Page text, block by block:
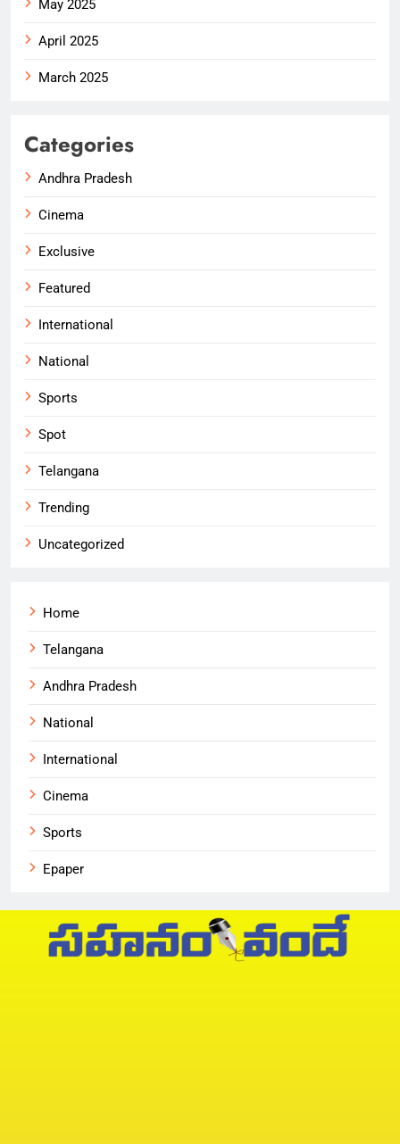
May 2025
April 2025
March 2025
Categories
Andhra Pradesh
Cinema
Exclusive
Featured
International
National
Sports
Spot
Telangana
Trending
Uncategorized
Home
Telangana
Andhra Pradesh
National
International
Cinema
Sports
Epaper